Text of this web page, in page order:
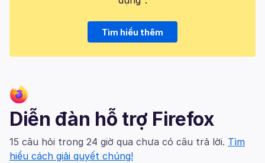
Tìm hiểu thêm
Diễn đàn hỗ trợ Firefox
15 câu hỏi trong 24 giờ qua chưa có câu trả lời. Tìm
hiểu cách giải quyết chúng!